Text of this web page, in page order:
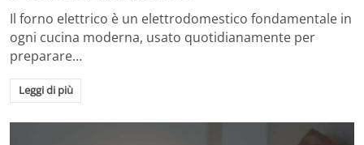
Il forno elettrico è un elettrodomestico fondamentale in
ogni cucina moderna, usato quotidianamente per
preparare…
Leggi di più